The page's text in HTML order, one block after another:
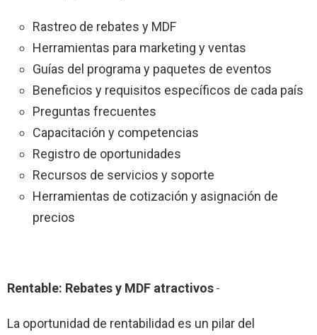
Rastreo de rebates y MDF
Herramientas para marketing y ventas
Guías del programa y paquetes de eventos
Beneficios y requisitos específicos de cada país
Preguntas frecuentes
Capacitación y competencias
Registro de oportunidades
Recursos de servicios y soporte
Herramientas de cotización y asignación de
precios
Rentable: Rebates y MDF atractivos
La oportunidad de rentabilidad es un pilar del